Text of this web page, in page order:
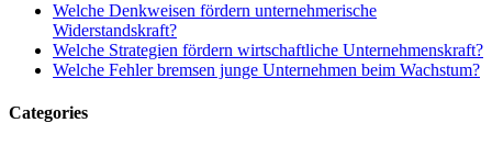
Welche Denkweisen fördern unternehmerische
Widerstandskraft?
Welche Strategien fördern wirtschaftliche Unternehmenskraft?
Welche Fehler bremsen junge Unternehmen beim Wachstum?
Categories